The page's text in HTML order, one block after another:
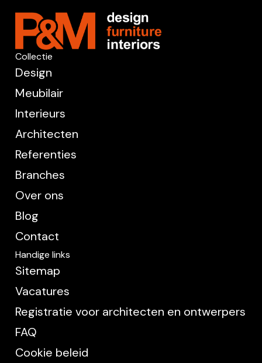
Collectie
Design
Meubilair
Interieurs
Architecten
Referenties
Branches
Over ons
Blog
Contact
Handige links
Sitemap
Vacatures
Registratie voor architecten en ontwerpers
FAQ
Cookie beleid